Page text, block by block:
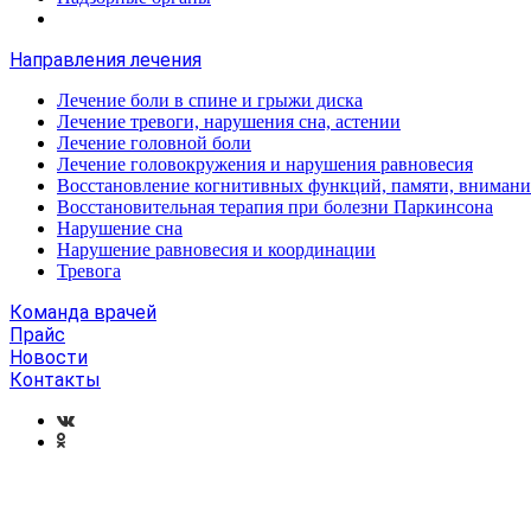
Направления лечения
Лечение боли в спине и грыжи диска
Лечение тревоги, нарушения сна, астении
Лечение головной боли
Лечение головокружения и нарушения равновесия
Восстановление когнитивных функций, памяти,
Восстановительная терапия при болезни Паркинсона
Нарушение сна
Нарушение равновесия и координации
Тревога
Команда врачей
Прайс
Новости
Контакты